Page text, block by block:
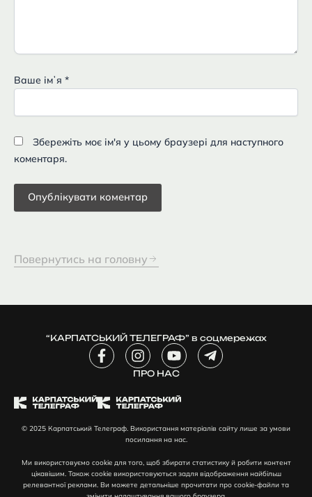
Ваше імʼя *
Збережіть моє ім'я у цьому браузері для наступного
коментаря.
Повернутись на головну
“КАРПАТСЬКИЙ ТЕЛЕГРАФ” в соцмережах
F
a
b
o
-
f
I
n
s
a
r
a
m
Y
o
u
u
e
T
e
a
-
p
l
ПРО НАС
© 2025 Карпатський Телеграф. Використання матеріалів сайту лише за умови
посилання на нас.
Ми використовуємо cookie для того, щоб збирати статистику й робити контент
цікавішим. Також cookie використовуються задля відображення найбільш
релевантної реклами. Ви можете детальніше прочитати про cookie-файли та